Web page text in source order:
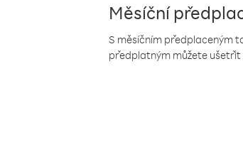
Měsíční
S měsíčním předplaceným
předplatným můžete ušetřit